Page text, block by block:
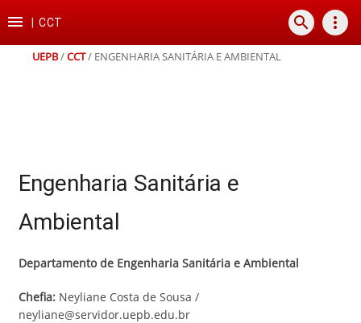
para
conteúdo
para
para
para
rodapé
 |CCT search more_vert
UEPB/CCT/ ENGENHARIA SANITÁRIA E AMBIENTAL
Engenharia Sanitária e
Ambiental
Departamento de Engenharia Sanitária e Ambiental
Chefia: Neyliane Costa de Sousa /
neyliane@servidor.uepb.edu.br